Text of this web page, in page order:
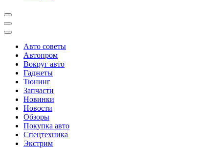
Авто советы
Автопром
Вокруг авто
Гаджеты
Тюнинг
Запчасти
Новинки
Новости
Обзоры
Покупка авто
Спецтехника
Экстрим